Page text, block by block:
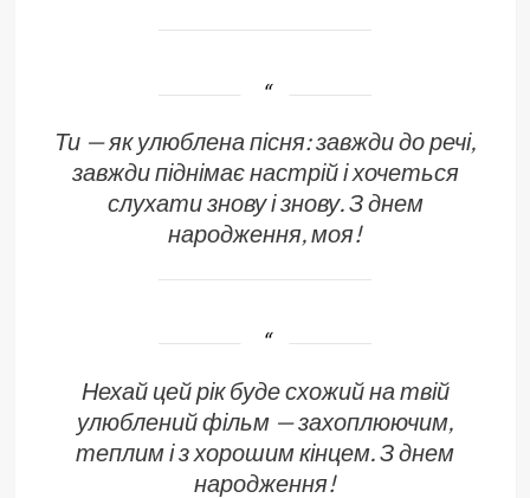
Ти — як улюблена пісня: завжди до речі,
завжди піднімає настрій і хочеться
слухати знову і знову. З днем
народження, моя!
Нехай цей рік буде схожий на твій
улюблений фільм — захоплюючим,
теплим і з хорошим кінцем. З днем
народження!